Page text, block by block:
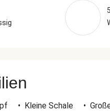
• Kleine Schale •